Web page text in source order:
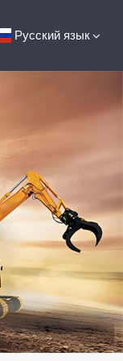
Русский язык